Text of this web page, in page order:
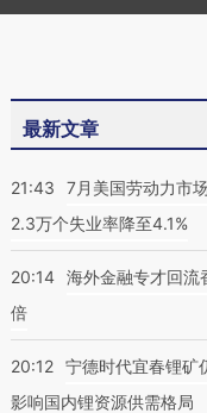
最新文章
21:43
7月美国劳动力市
2.3万个失业率降至4.1%
20:14 海外金融专才回流
倍
20:12 宁德时代宜春锂矿
影响国内锂资源供需格局